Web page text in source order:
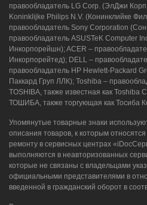
правообладатель LG Corp. (ЭлДжи
Koninklijke Philips N.V. (Конинклийке
правообладатель Sony Corporation
правообладатель ASUSTeK Computer
Инкорпорейшн); ACER –
Инкорпорейтед); DELL –
правообладатель HP Hewlett-Packard
Паккард Груп ЛЛК); Toshiba –
TOSHIBA, также известная как
ТОШИБА, также торгующая как Тосиба
Упомянутые товарные знаки
описания товаров, к которым
ремонту в сервисных центрах
выполняются в неавторизованных
которые не связаны с владельцами
официальными представителями в
введенной в гражданский оборот в